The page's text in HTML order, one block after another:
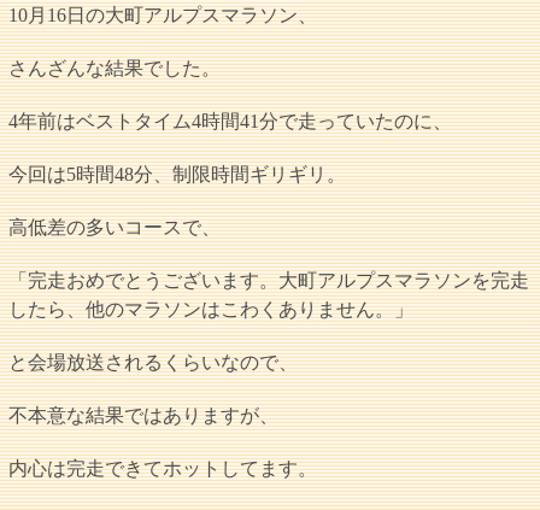
10月16日の大町アルプスマラソン、
さんざんな結果でした。
4年前はベストタイム4時間41分で走っていたのに、
今回は5時間48分、制限時間ギリギリ。
高低差の多いコースで、
「完走おめでとうございます。大町アルプスマラソンを完走
したら、他のマラソンはこわくありません。」
と会場放送されるくらいなので、
不本意な結果ではありますが、
内心は完走できてホットしてます。